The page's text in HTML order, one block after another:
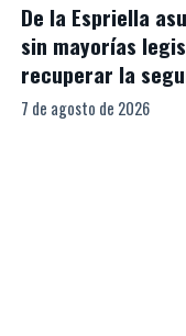
De la Espriella
sin mayorías
recuperar la
7 de agosto de 2026